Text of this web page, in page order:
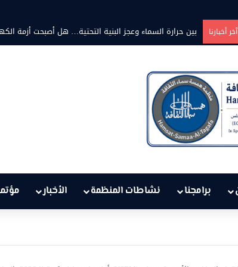
آخر أخبارنا برنامج” قلوب شاعرة” بين الشاعر محمد ثابت والشاعرة
برامجنا نشاطات المنظمة الأخبار